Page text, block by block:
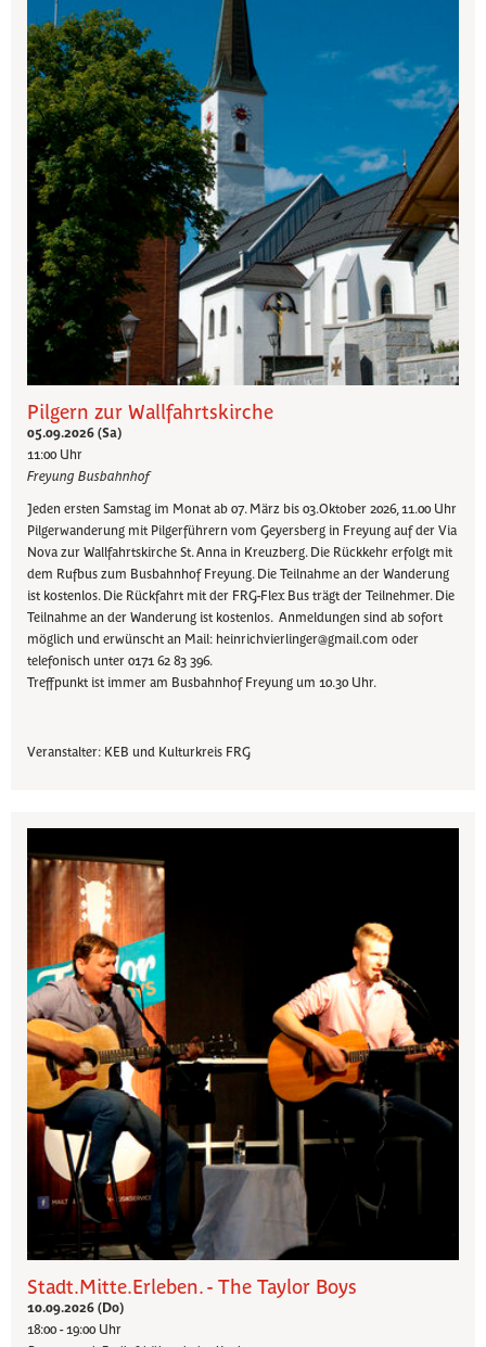
Pilgern zur Wallfahrtskirche
05.09.2026 (Sa)
11:00 Uhr
Freyung Busbahnhof
Jeden ersten Samstag im Monat ab 07. März bis 03.Oktober 2026, 11.00 Uhr
Pilgerwanderung mit Pilgerführern vom Geyersberg in Freyung auf der Via
Nova zur Wallfahrtskirche St. Anna in Kreuzberg. Die Rückkehr erfolgt mit
dem Rufbus zum Busbahnhof Freyung. Die Teilnahme an der Wanderung
ist kostenlos. Die Rückfahrt mit der FRG-Flex Bus trägt der Teilnehmer. Die
Teilnahme an der Wanderung ist kostenlos. Anmeldungen sind ab sofort
möglich und erwünscht an Mail: heinrichvierlinger@gmail.com oder
telefonisch unter 0171 62 83 396.
Treffpunkt ist immer am Busbahnhof Freyung um 10.30 Uhr.
Veranstalter: KEB und Kulturkreis FRG
Stadt.Mitte.Erleben. - The Taylor Boys
10.09.2026 (Do)
18:00 - 19:00 Uhr